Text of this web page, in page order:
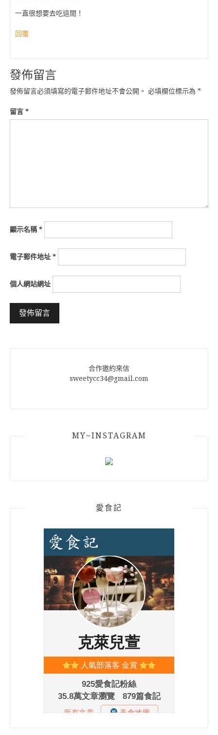
一直很想要去吃這間！
回覆
發佈留言
發佈留言必須填寫的電子郵件地址不會公開。 必填欄位標示為 *
留言 *
顯示名稱*
電子郵件地址 *
個人網站網址
合作邀約來信
sweetycc34@gmail.com
MY~INSTAGRAM
愛食記